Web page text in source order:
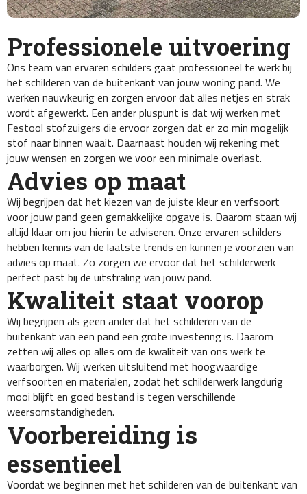
Kwaliteit staat voorop
Wij begrijpen als geen ander dat het schilderen van de
buitenkant van een pand een grote investering is. Daarom
zetten wij alles op alles om de kwaliteit van ons werk te
waarborgen. Wij werken uitsluitend met hoogwaardige
verfsoorten en materialen, zodat het schilderwerk langdurig
mooi blijft en goed bestand is tegen verschillende
weersomstandigheden.
Voorbereiding is
essentieel
Voordat we beginnen met het schilderen van de buitenkant van
Professionele uitvoering
Ons team van ervaren schilders gaat professioneel te werk bij
het schilderen van de buitenkant van jouw woning pand. We
werken nauwkeurig en zorgen ervoor dat alles netjes en strak
wordt afgewerkt. Een ander pluspunt is dat wij werken met
Festool stofzuigers die ervoor zorgen dat er zo min mogelijk
stof naar binnen waait. Daarnaast houden wij rekening met
jouw wensen en zorgen we voor een minimale overlast.
Advies op maat
Wij begrijpen dat het kiezen van de juiste kleur en verfsoort
voor jouw pand geen gemakkelijke opgave is. Daarom staan wij
altijd klaar om jou hierin te adviseren. Onze ervaren schilders
hebben kennis van de laatste trends en kunnen je voorzien van
advies op maat. Zo zorgen we ervoor dat het schilderwerk
perfect past bij de uitstraling van jouw pand.